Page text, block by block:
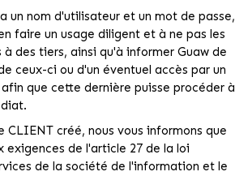
un nom d'utilisateur et un mot de passe,
faire un usage diligent et à ne pas les
à des tiers, ainsi qu'à informer Guaw de
ceux-ci ou d'un éventuel accès par un
que cette dernière puisse procéder à
CLIENT créé, nous vous informons que
exigences de l'article 27 de la loi
de la société de l'information et le